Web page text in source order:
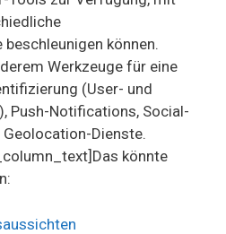
können.
Werkzeuge für eine
(User- und
Push-Notifications, Social-
Dienste.
könnte